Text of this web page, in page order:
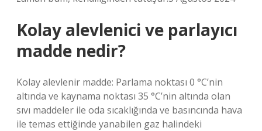
Kolay alevlenici ve parlayıcı
madde nedir?
Kolay alevlenir madde: Parlama noktası 0 °C’nin
altında ve kaynama noktası 35 °C’nin altında olan
sıvı maddeler ile oda sıcaklığında ve basıncında hava
ile temas ettiğinde yanabilen gaz halindeki